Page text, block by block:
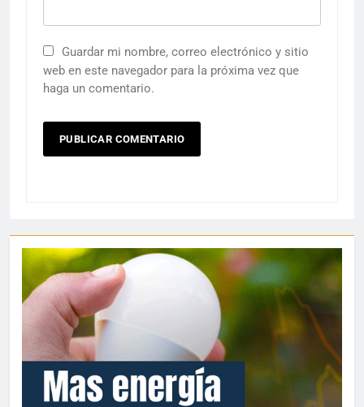
Guardar mi nombre, correo electrónico y sitio
web en este navegador para la próxima vez que
haga un comentario.